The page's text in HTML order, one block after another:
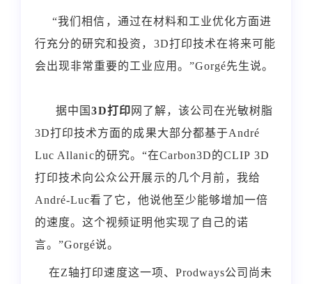
“我们相信，通过在材料和工业优化方面进
行充分的研究和投资， 3D打印技术在将来可能
会出现非常重要的工业应用。”Gorgé先生说。
据中国3D打印 网了解，该公司在光敏树脂
3D打印技术方面的成果大部分都基于André
Luc Allanic的研究。 “在Carbon3D的CLIP 3D
打印技术向公众公开展示的几个月前，我给
André-Luc看了它，他说他至少能够增加一倍
的速度。这个视频证明他实现了自己的诺
言。”Gorgé说。
在Z轴打印速度这一项、 Prodways公司尚未